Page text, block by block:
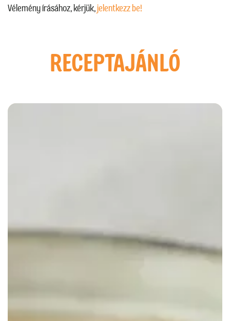
Vélemény írásához, kérjük,jelentkezz be!
RECEPTAJÁNLÓ